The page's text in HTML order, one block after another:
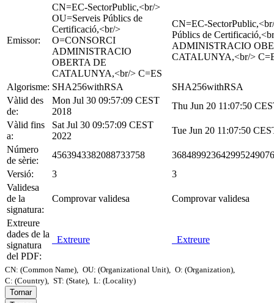
Emissor:
CN=EC-SectorPublic,<br/>
OU=Serveis Públics de
Certificació,<br/>
O=CONSORCI
ADMINISTRACIO
OBERTA DE
CATALUNYA,<br/> C=ES
CN=EC-
Públics de
ADMINISTRACIO
CATALUNYA,<br/>
Algorisme: SHA256withRSA
SHA256withRSA
Vàlid des
de:
Mon Jul 30 09:57:09 CEST
2018
Thu Jun 20 11:07:50
Vàlid fins
a:
Sat Jul 30 09:57:09 CEST
2022
Tue Jun 20 11:07:50
Número
de sèrie:
4563943382088733758
Versió:
3
3
Validesa
de la
signatura:
Comprovar validesa Comprovar validesa
Extreure
dades de la
signatura
del PDF:
Extreure Extreure
CN: (Common Name), OU: (Organizational Unit), O: (Organization),
C: (Country), ST: (State), L: (Locality)
Tornar